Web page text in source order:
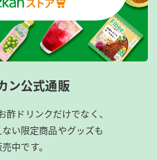
ン公式通販
酢ドリンクだけでなく、
い限定商品やグッズも
中です。